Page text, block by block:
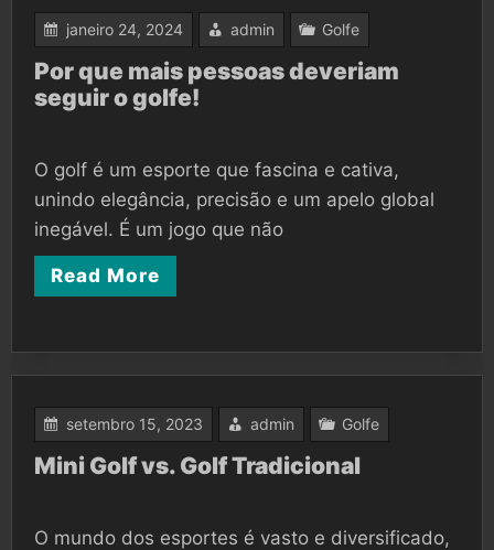
janeiro 24, 2024 admin Golfe
Por que mais pessoas deveriam
seguir o golfe!
O golf é um esporte que fascina e cativa,
unindo elegância, precisão e um apelo global
inegável. É um jogo que não
Read More
setembro 15, 2023 admin Golfe
Mini Golf vs. Golf Tradicional
O mundo dos esportes é vasto e diversificado,